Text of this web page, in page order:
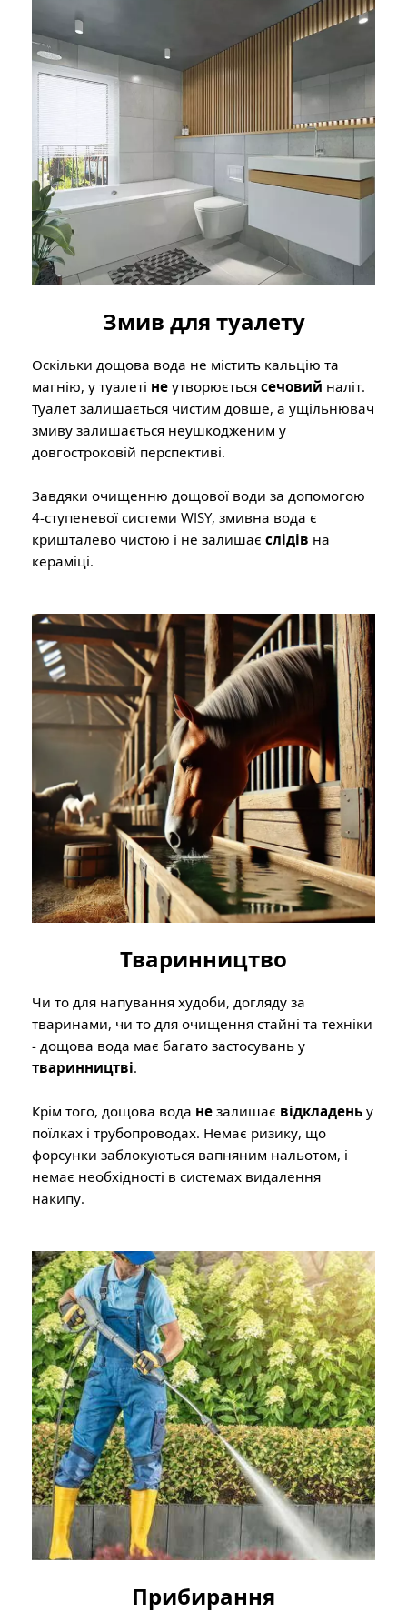
Змив для туалету
Оскільки дощова вода не містить кальцію та
магнію, у туалеті не утворюється сечовий наліт.
Туалет залишається чистим довше, а ущільнювач
змиву залишається неушкодженим у
довгостроковій перспективі.
Завдяки очищенню дощової води за допомогою
4-ступеневої системи WISY, змивна вода є
кришталево чистою і не залишає слідів на
кераміці.
Тваринництво
Чи то для напування худоби, догляду за
тваринами, чи то для очищення стайні та техніки
- дощова вода має багато застосувань у
тваринництві.
Крім того, дощова вода не залишає відкладень у
поїлках і трубопроводах. Немає ризику, що
форсунки заблокуються вапняним нальотом, і
немає необхідності в системах видалення
накипу.
Прибирання